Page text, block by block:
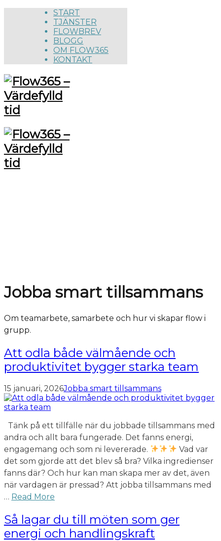
START
TJÄNSTER
FLOWBREV
BLOGG
OM FLOW365
KONTAKT
Jobba smart tillsammans
Om teamarbete, samarbete och hur vi skapar flow i
grupp.
Att odla både välmående och
produktivitet bygger starka team
15 januari, 2026Jobba smart tillsammans
Tänk på ett tillfälle när du jobbade tillsammans med
andra och allt bara fungerade. Det fanns energi,
engagemang och som ni levererade.
Vad var
det som gjorde att det blev så bra? Vilka ingredienser
fanns där? Och hur kan man skapa mer av det, även
när vardagen är pressad? Att jobba tillsammans med
… Read More
Så lagar du till möten som ger
energi och handlingskraft